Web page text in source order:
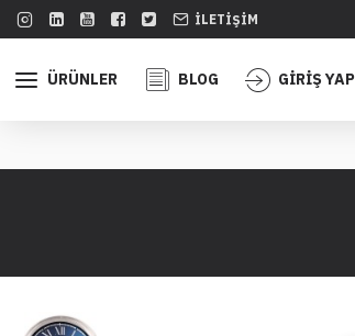
İLETIŞIM
ÜRÜNLER BLOG GİRİŞ YAP